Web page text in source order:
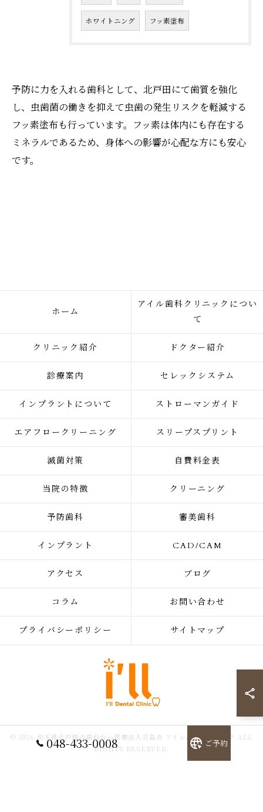
ホワイトニング フッ素塗布
予防に力を入れる歯科として、北戸田にて歯質を強化
し、虫歯菌の働きを抑えて虫歯の発生リスクを軽減する
フッ素塗布も行っています。フッ素は体内にも存在する
ミネラルであるため、身体への影響が心配な方にも安心
です。
048-433-0008 ご予約
ホーム
アイル歯科クリニックについ
て
クリニック紹介 ドクター紹介
診療案内 セレックシステム
インプラントについて ストローマンガイド
エアフロークリーニング スリープスプリント
滅菌対策 自費料金表
当院の特徴 クリーニング
予防歯科 審美歯科
インプラント CAD/CAM
アクセス ブログ
コラム お問い合わせ
プライバシーポリシー サイトマップ
© 2026 埼玉県北戸田の歯科なら医療法人双島会 アイル歯科クリニック ALL
RIGHTS RESERVED.